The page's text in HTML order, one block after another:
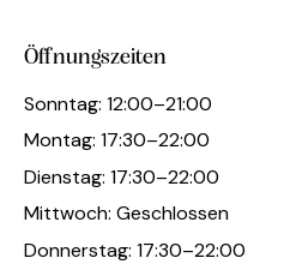
Öffnungszeiten
Sonntag: 12:00–21:00
Montag: 17:30–22:00
Dienstag: 17:30–22:00
Mittwoch: Geschlossen
Donnerstag: 17:30–22:00